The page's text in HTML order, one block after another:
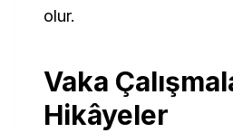
olur.
Vaka
Hikâyeler